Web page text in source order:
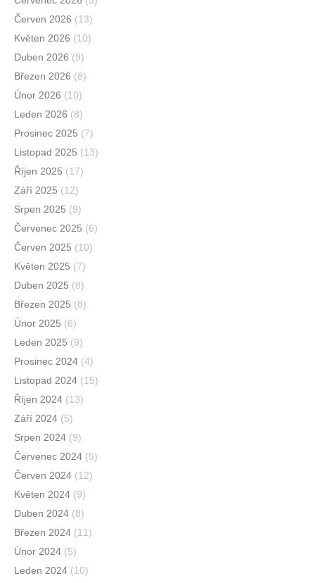
Červen 2026 (13)
Květen 2026 (10)
Duben 2026 (9)
Březen 2026 (8)
Únor 2026 (10)
Leden 2026 (8)
Prosinec 2025 (7)
Listopad 2025 (13)
Říjen 2025 (17)
Září 2025 (12)
Srpen 2025 (9)
Červenec 2025 (6)
Červen 2025 (10)
Květen 2025 (7)
Duben 2025 (8)
Březen 2025 (8)
Únor 2025 (6)
Leden 2025 (9)
Prosinec 2024 (4)
Listopad 2024 (15)
Říjen 2024 (13)
Září 2024 (5)
Srpen 2024 (9)
Červenec 2024 (5)
Červen 2024 (12)
Květen 2024 (9)
Duben 2024 (8)
Březen 2024 (11)
Únor 2024 (5)
Leden 2024 (10)